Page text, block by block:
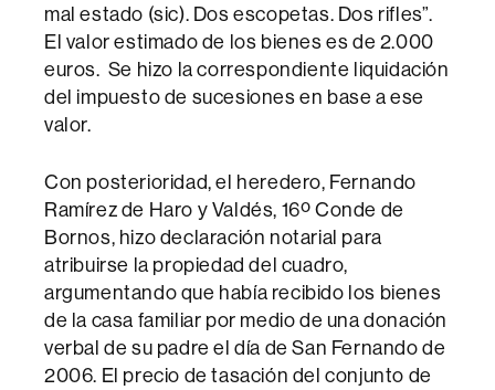
mal estado (sic). Dos escopetas. Dos rifles”.
El valor estimado de los bienes es de 2.000
euros. Se hizo la correspondiente liquidación
del impuesto de sucesiones en base a ese
valor.
Con posterioridad, el heredero, Fernando
Ramírez de Haro y Valdés, 16º Conde de
Bornos, hizo declaración notarial para
atribuirse la propiedad del cuadro,
argumentando que había recibido los bienes
de la casa familiar por medio de una donación
verbal de su padre el día de San Fernando de
2006. El precio de tasación del conjunto de